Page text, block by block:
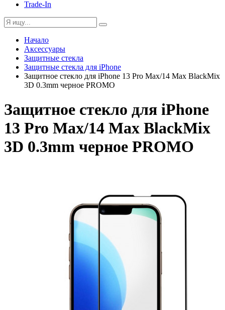
Trade-In
Начало
Аксессуары
Защитные стекла
Защитные стекла для iPhone
Защитное стекло для iPhone 13 Pro Max/14 Max BlackMix
3D 0.3mm черное PROMO
Защитное стекло для iPhone
13 Pro Max/14 Max BlackMix
3D 0.3mm черное PROMO